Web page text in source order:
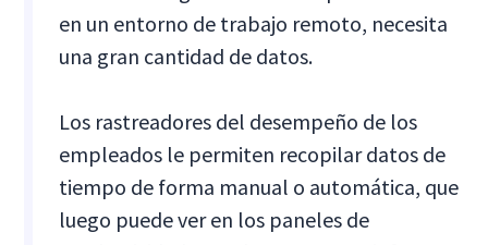
en un entorno de trabajo remoto, necesita
una gran cantidad de datos.
Los rastreadores del desempeño de los
empleados le permiten recopilar datos de
tiempo de forma manual o automática, que
luego puede ver en los paneles de